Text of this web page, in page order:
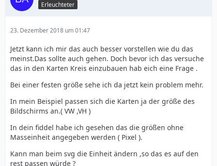
Erleuchteter
23. Dezember 2018 um 01:47
Jetzt kann ich mir das auch besser vorstellen wie du das
meinst.Das sollte auch gehen. Doch bevor ich das versuche
das in den Karten Kreis einzubauen hab eich eine Frage .
Bei einer festen größe sehe ich da jetzt kein problem mehr.
In mein Beispiel passen sich die Karten ja der größe des
Bildschirms an.( VW ,VH )
In dein fiddel habe ich gesehen das die größen ohne
Masseinheit angegeben werden ( Pixel ).
Kann man beim svg die Einheit ändern ,so das es auf den
rest passen würde ?